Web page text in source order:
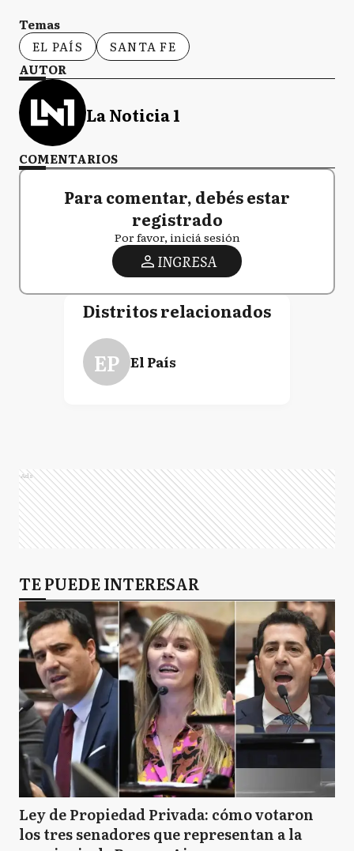
Temas
EL PAÍS
SANTA FE
AUTOR
La Noticia 1
COMENTARIOS
Para comentar, debés estar
registrado
Por favor, iniciá sesión
INGRESA
Distritos relacionados
EP El País
Ads
TE PUEDE INTERESAR
Ley de Propiedad Privada: cómo votaron
los tres senadores que representan a la